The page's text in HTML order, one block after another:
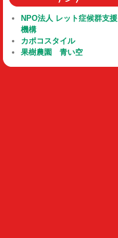
NPO法人 レット症候群支援
機構
カポコスタイル
果樹農園 青い空